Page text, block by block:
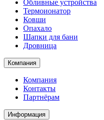
Обливные устройства
Термоионатор
Ковши
Опахало
Шапки для бани
Дровница
Компания
Компания
Контакты
Партнёрам
Информация